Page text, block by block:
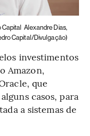
Capital Alexandre Dias,
Capital/Divulgação)
investimentos
Amazon,
que
casos, para
a sistemas de